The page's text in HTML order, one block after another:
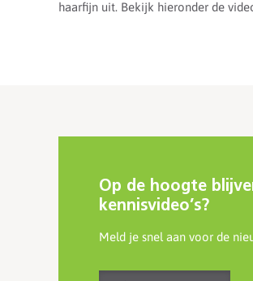
haarfijn uit. Bekijk hieronder de
Op de hoogte
kennisvideo’s?
Meld je snel aan voor de